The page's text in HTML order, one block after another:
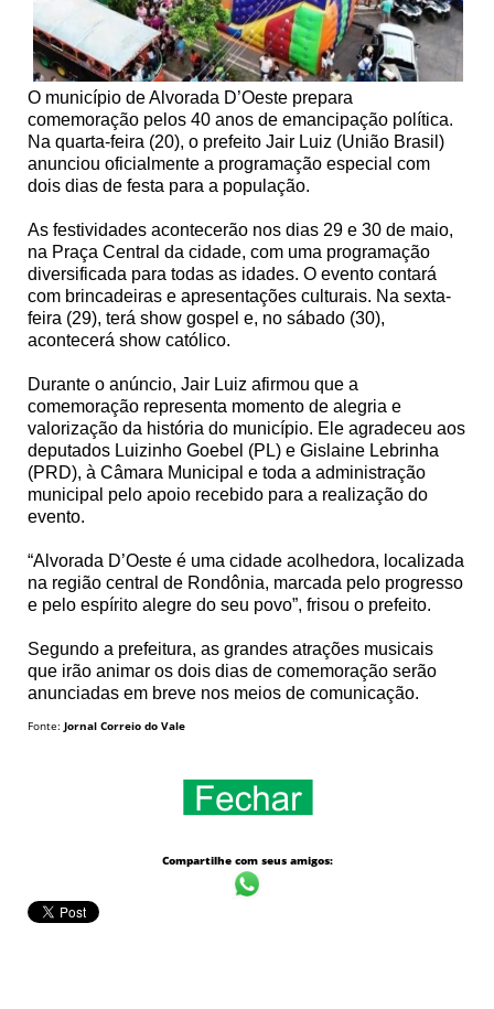
O município de Alvorada D’Oeste prepara
comemoração pelos 40 anos de emancipação política.
Na quarta-feira (20), o prefeito Jair Luiz (União Brasil)
anunciou oficialmente a programação especial com
dois dias de festa para a população.
As festividades acontecerão nos dias 29 e 30 de maio,
na Praça Central da cidade, com uma programação
diversificada para todas as idades. O evento contará
com brincadeiras e apresentações culturais. Na sexta-
feira (29), terá show gospel e, no sábado (30),
acontecerá show católico.
Durante o anúncio, Jair Luiz afirmou que a
comemoração representa momento de alegria e
valorização da história do município. Ele agradeceu aos
deputados Luizinho Goebel (PL) e Gislaine Lebrinha
(PRD), à Câmara Municipal e toda a administração
municipal pelo apoio recebido para a realização do
evento.
“Alvorada D’Oeste é uma cidade acolhedora, localizada
na região central de Rondônia, marcada pelo progresso
e pelo espírito alegre do seu povo”, frisou o prefeito.
Segundo a prefeitura, as grandes atrações musicais
que irão animar os dois dias de comemoração serão
anunciadas em breve nos meios de comunicação.
Fonte: Jornal Correio do Vale
Compartilhe com seus amigos: